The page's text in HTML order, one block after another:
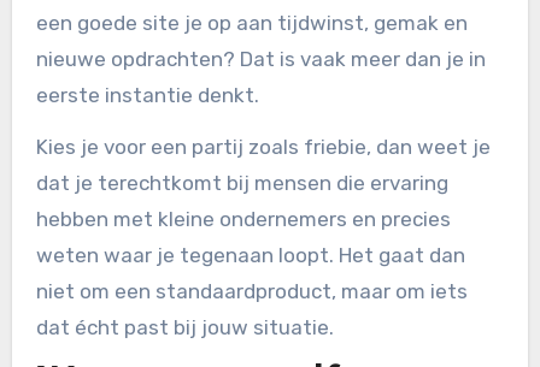
een goede site je op aan tijdwinst, gemak en
nieuwe opdrachten? Dat is vaak meer dan je in
eerste instantie denkt.
Kies je voor een partij zoals friebie, dan weet je
dat je terechtkomt bij mensen die ervaring
hebben met kleine ondernemers en precies
weten waar je tegenaan loopt. Het gaat dan
niet om een standaardproduct, maar om iets
dat écht past bij jouw situatie.